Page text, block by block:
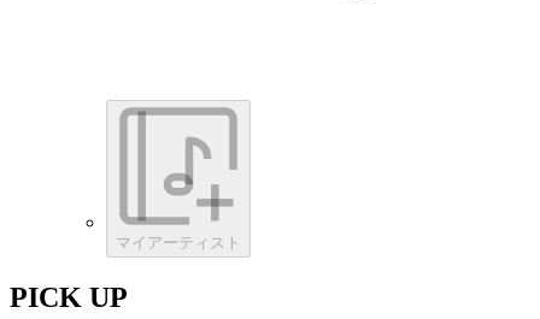
マイアーティスト
PICK UP